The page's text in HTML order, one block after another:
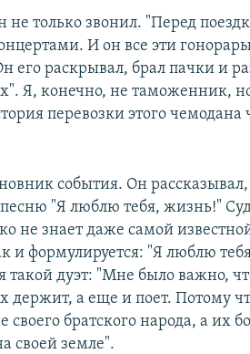
только звонил. "Перед
И он все эти
его раскрывал, брал пачки и
Я, конечно, не таможенник,
перевозки этого чемодана
события. Он рассказывал,
"Я люблю тебя, жизнь!"
не знает даже самой
и формулируется: "Я люблю
такой дуэт: "Мне было важно,
держит, а еще и поет. Потому
братского народа, а их
своей земле".